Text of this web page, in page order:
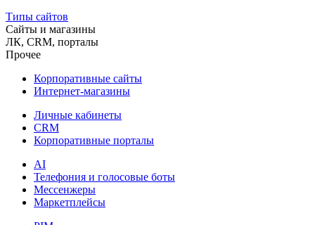
Типы сайтов
Сайты и магазины
ЛК, CRM, порталы
Прочее
Корпоративные сайты
Интернет-магазины
Личные кабинеты
CRM
Корпоративные порталы
AI
Телефония и голосовые боты
Мессенжеры
Маркетплейсы